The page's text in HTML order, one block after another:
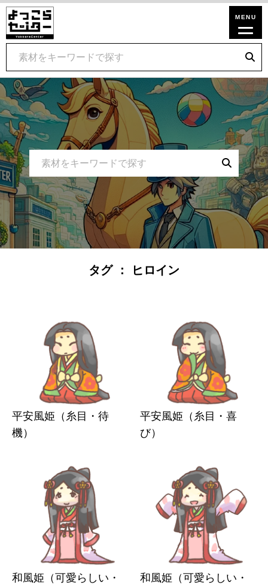
タグ ： ヒロイン
平安風姫（糸目・待
機）
平安風姫（糸目・喜
び）
和風姫（可愛らしい・
和風姫（可愛らしい・